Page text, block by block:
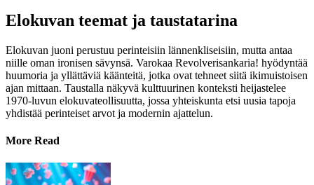
Elokuvan teemat ja taustatarina
Elokuvan juoni perustuu perinteisiin lännenkliseisiin, mutta antaa
niille oman ironisen sävynsä. Varokaa Revolverisankaria! hyödyntää
huumoria ja yllättäviä käänteitä, jotka ovat tehneet siitä ikimuistoisen
ajan mittaan. Taustalla näkyvä kulttuurinen konteksti heijastelee
1970-luvun elokuvateollisuutta, jossa yhteiskunta etsi uusia tapoja
yhdistää perinteiset arvot ja modernin ajattelun.
More Read